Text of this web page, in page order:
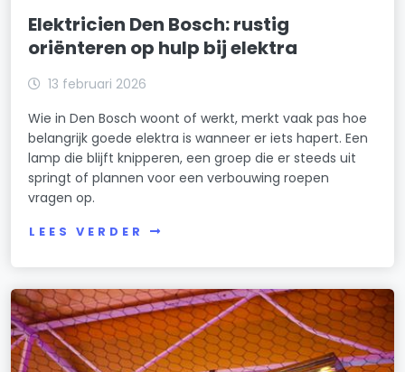
Elektricien Den Bosch: rustig
oriënteren op hulp bij elektra
13 februari 2026
Wie in Den Bosch woont of werkt, merkt vaak pas hoe
belangrijk goede elektra is wanneer er iets hapert. Een
lamp die blijft knipperen, een groep die er steeds uit
springt of plannen voor een verbouwing roepen
vragen op.
LEES VERDER